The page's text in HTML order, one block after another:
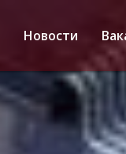
Новости